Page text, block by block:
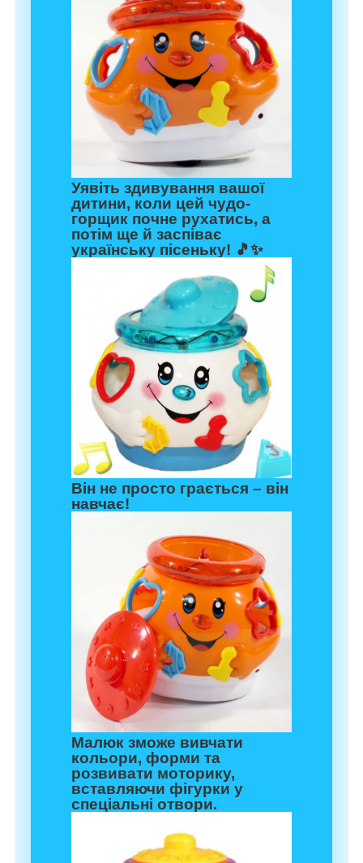
Уявіть здивування вашої
дитини, коли цей чудо-
горщик почне рухатись, а
потім ще й заспіває
українську пісеньку! 🎵✨
Він не просто грається – він
навчає!
Малюк зможе вивчати
кольори, форми та
розвивати моторику,
вставляючи фігурки у
спеціальні отвори.